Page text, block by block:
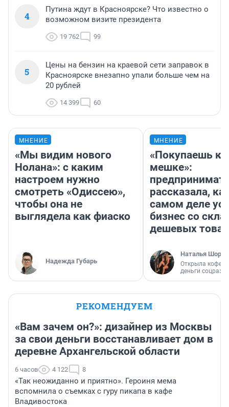
4
Путина ждут в Красноярске? Что известно о
возможном визите президента
19 762 99
5
Цены на бензин на краевой сети заправок в
Красноярске внезапно упали больше чем на
20 рублей
14 399 60
МНЕНИЕ
«Мы видим нового
Нолана»: с каким
настроем нужно
смотреть «Одиссею»,
чтобы она не
выглядела как фиаско
Надежда Губарь
МНЕНИЕ
«Покупаешь
мешке»:
рассказала,
самом деле
бизнес со
дешевых
Наталья
Открыла
деньги
РЕКОМЕНДУЕМ
«Вам зачем он?»: дизайнер из Москвы
за свои деньги восстанавливает дом в
деревне Архангельской области
6 часов 4 122 8
«Так неожиданно и приятно». Героиня мема
вспомнила о съемках с гуру пикапа в кафе
Владивостока